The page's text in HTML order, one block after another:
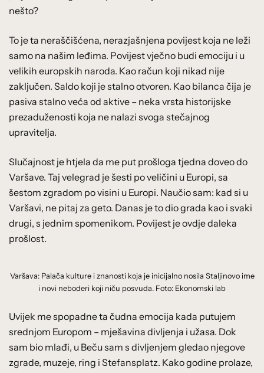
nešto?
To je ta neraščišćena, nerazjašnjena povijest koja ne leži
samo na našim leđima. Povijest vječno budi emociju i u
velikih europskih naroda. Kao račun koji nikad nije
zaključen. Saldo koji je stalno otvoren. Kao bilanca čija je
pasiva stalno veća od aktive – neka vrsta historijske
prezaduženosti koja ne nalazi svoga stečajnog
upravitelja.
Slučajnost je htjela da me put prošloga tjedna doveo do
Varšave. Taj velegrad je šesti po veličini u Europi, sa
šestom zgradom po visini u Europi. Naučio sam: kad si u
Varšavi, ne pitaj za geto. Danas je to dio grada kao i svaki
drugi, s jednim spomenikom. Povijest je ovdje daleka
prošlost.
Varšava: Palača kulture i znanosti koja je inicijalno nosila Staljinovo ime
i novi neboderi koji niču posvuda. Foto: Ekonomski lab
Uvijek me spopadne ta čudna emocija kada putujem
srednjom Europom – mješavina divljenja i užasa. Dok
sam bio mlađi, u Beču sam s divljenjem gledao njegove
zgrade, muzeje, ring i Stefansplatz. Kako godine prolaze,